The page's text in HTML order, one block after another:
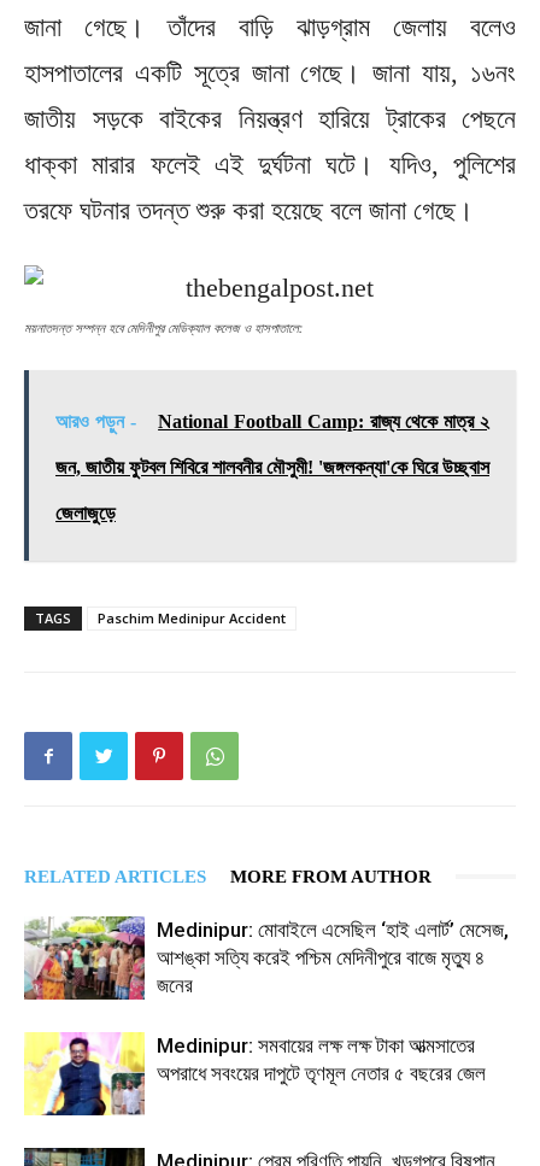
জানা গেছে। তাঁদের বাড়ি ঝাড়গ্রাম জেলায় বলেও
হাসপাতালের একটি সূত্রে জানা গেছে। জানা যায়, ১৬নং
জাতীয় সড়কে বাইকের নিয়ন্ত্রণ হারিয়ে ট্রাকের পেছনে
ধাক্কা মারার ফলেই এই দুর্ঘটনা ঘটে। যদিও, পুলিশের
তরফে ঘটনার তদন্ত শুরু করা হয়েছে বলে জানা গেছে।
ময়নাতদন্ত সম্পন্ন হবে মেদিনীপুর মেডিক্যাল কলেজ ও হাসপাতালে:
আরও পড়ুন - National Football Camp: রাজ্য থেকে মাত্র ২
জন, জাতীয় ফুটবল শিবিরে শালবনীর মৌসুমী! 'জঙ্গলকন্যা'কে ঘিরে উচ্ছ্বাস
জেলাজুড়ে
TAGS Paschim Medinipur Accident
RELATED ARTICLES MORE FROM AUTHOR
Medinipur: মোবাইলে এসেছিল ‘হাই এলার্ট’ মেসেজ,
আশঙ্কা সত্যি করেই পশ্চিম মেদিনীপুরে বাজে মৃত্যু ৪
জনের
Medinipur: সমবায়ের লক্ষ লক্ষ টাকা আত্মসাতের
অপরাধে সবংয়ের দাপুটে তৃণমূল নেতার ৫ বছরের জেল
Medinipur: প্রেম পরিণতি পায়নি, খড়্গপুরে বিষপান